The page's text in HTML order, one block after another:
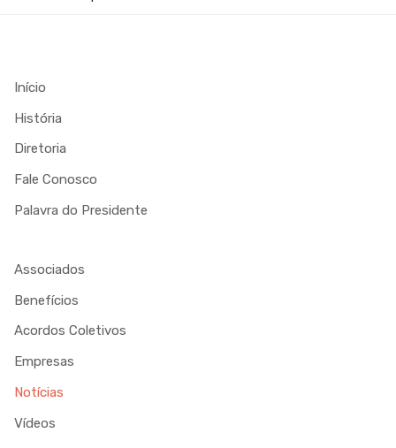
Início
História
Diretoria
Fale Conosco
Palavra do Presidente
Associados
Benefícios
Acordos Coletivos
Empresas
Notícias
Vídeos